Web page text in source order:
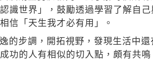
識世界」，鼓勵透過學習了解自
信「天生我才必有用」。
的步調，開拓視野，發現生活中
功的人有相似的切入點，頗有共